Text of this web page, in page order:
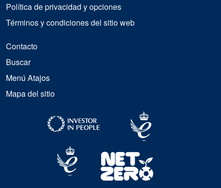
Política de privacidad y opciones
Términos y condiciones del sitio web
Contacto
Buscar
Menú Atajos
Mapa del sitio